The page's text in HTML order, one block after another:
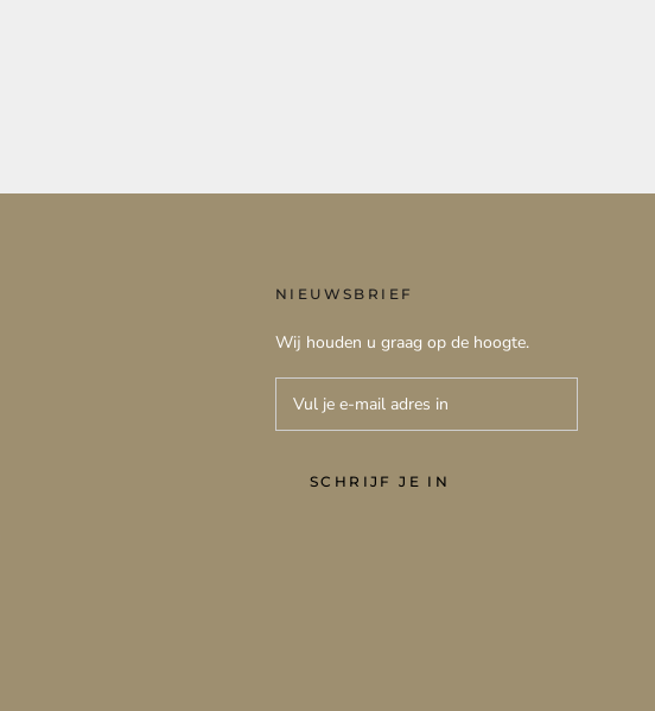
NIEUWSBRIEF
Wij houden u graag op de hoogte.
SCHRIJF JE IN